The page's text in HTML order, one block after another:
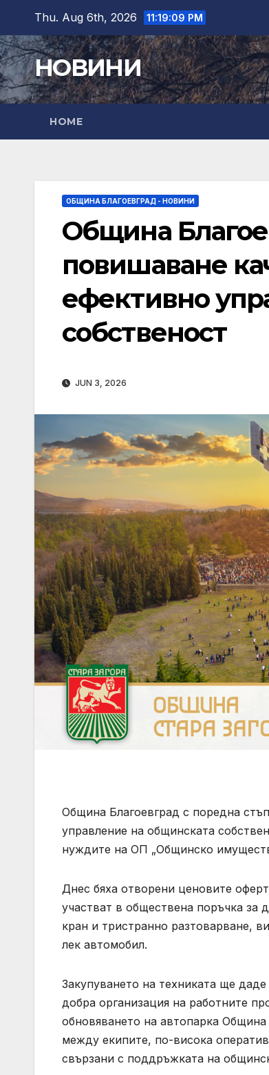
content
Thu. Aug 6th, 2026 11:19:10 PM
НОВИНИ
HOME
ОБЩИНА БЛАГОЕВГРАД - НОВИНИ
Община
повишаване
ефективно
собственост
JUN 3, 2026
Община Благоевград с поредна
управление на общинската
нуждите на ОП „Общинско
Днес бяха отворени ценовите
участват в обществена поръчка за
кран и тристранно разтоварване,
лек автомобил.
Закупуването на техниката ще
добра организация на работните
обновяването на автопарка
между екипите, по-висока
свързани с поддръжката на